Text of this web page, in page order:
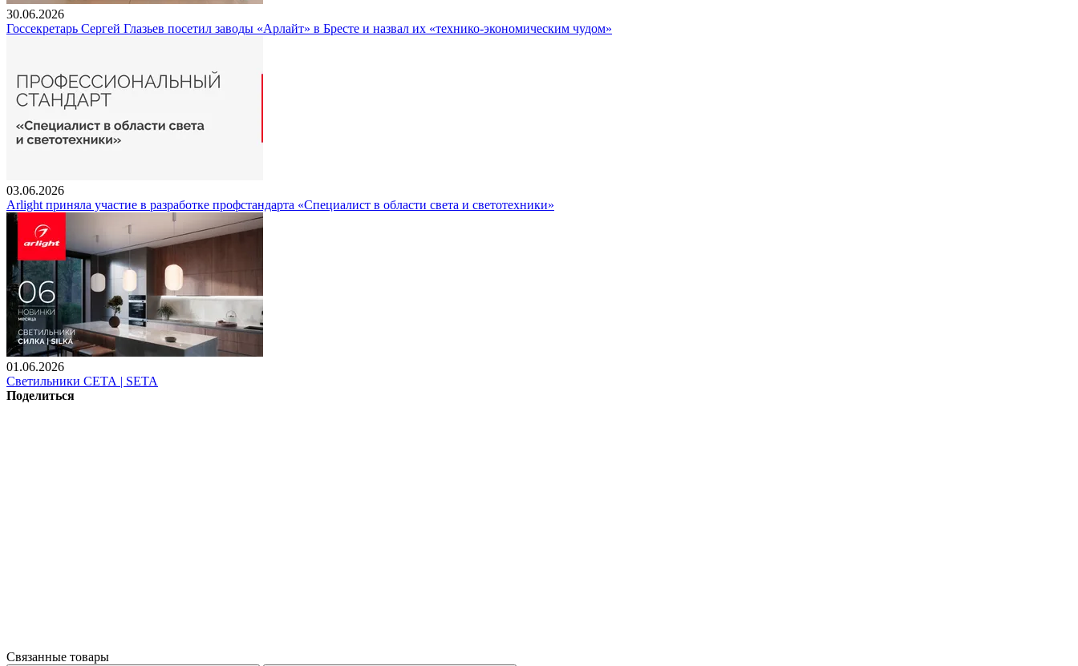
30.06.2026
Госсекретарь Сергей Глазьев посетил заводы «Арлайт» в Бресте и назвал их «технико-экономическим чудом»
03.06.2026
Arlight приняла участие в разработке профстандарта «Специалист в области света и светотехники»
01.06.2026
Светильники СЕТА | SETA
Поделиться
Связанные товары